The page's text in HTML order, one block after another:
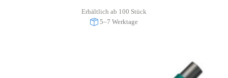
Erhältlich ab 100 Stück
5–7 Werktage